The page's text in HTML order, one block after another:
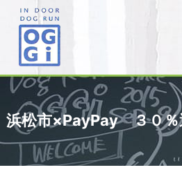
浜松市×PayPay ３０％